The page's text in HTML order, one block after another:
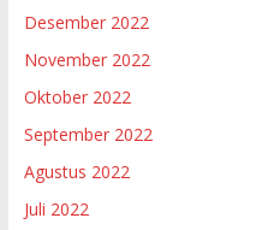
Desember 2022
November 2022
Oktober 2022
September 2022
Agustus 2022
Juli 2022